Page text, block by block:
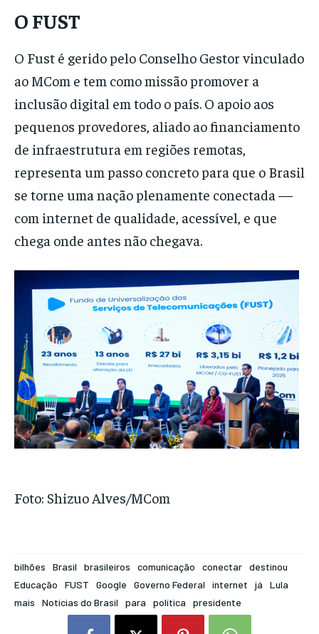
O FUST
O Fust é gerido pelo Conselho Gestor vinculado
ao MCom e tem como missão promover a
inclusão digital em todo o país. O apoio aos
pequenos provedores, aliado ao financiamento
de infraestrutura em regiões remotas,
representa um passo concreto para que o Brasil
se torne uma nação plenamente conectada —
com internet de qualidade, acessível, e que
chega onde antes não chegava.
Foto: Shizuo Alves/MCom
bilhões Brasil brasileiros comunicação conectar destinou
Educação
FUST Google Governo Federal internet já
Lula
mais
Notícias do Brasil para política presidente